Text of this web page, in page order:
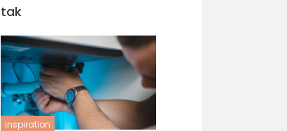
tak
inspiration